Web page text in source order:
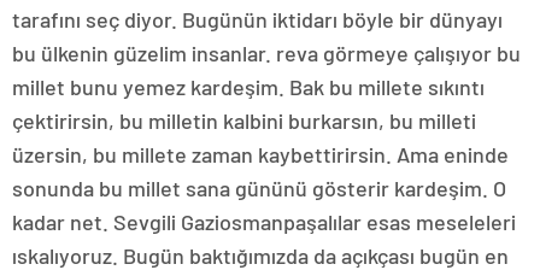
tarafını seç diyor. Bugünün iktidarı böyle bir dünyayı
bu ülkenin güzelim insanlar. reva görmeye çalışıyor bu
millet bunu yemez kardeşim. Bak bu millete sıkıntı
çektirirsin, bu milletin kalbini burkarsın, bu milleti
üzersin, bu millete zaman kaybettirirsin. Ama eninde
sonunda bu millet sana gününü gösterir kardeşim. O
kadar net. Sevgili Gaziosmanpaşalılar esas meseleleri
ıskalıyoruz. Bugün baktığımızda da açıkçası bugün en